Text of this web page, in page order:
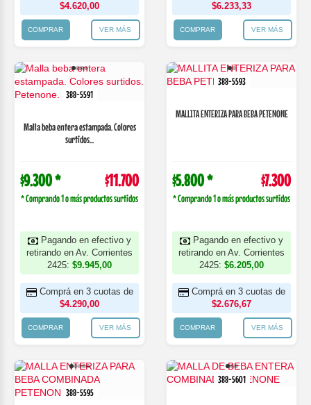
$4.620,00
COMPRAR VER MÁS
$6.233,33
COMPRAR VER MÁS
388-5591
Malla beba entera estampada. Colores
surtidos...
$9.300 * $11.700
* Comprando 1 o más productos surtidos
Pagando en efectivo y
retirando en Av. Corrientes
2425: $9.945,00
Comprá en 3 cuotas de
$4.290,00
COMPRAR VER MÁS
388-5593
MALLITA ENTERIZA PARA BEBA PETENONE
$5.800 * $7.300
* Comprando 1 o más productos surtidos
Pagando en efectivo y
retirando en Av. Corrientes
2425: $6.205,00
Comprá en 3 cuotas de
$2.676,67
COMPRAR VER MÁS
388-5595
388-5601